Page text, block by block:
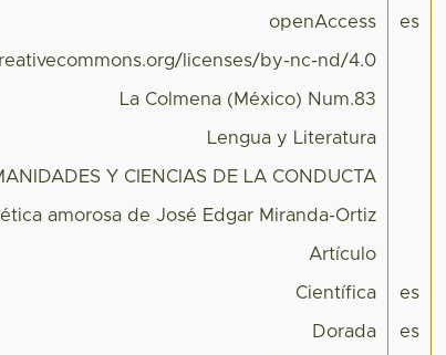
openAccess es
licenses/by-nc-nd/4.0
La Colmena (México) Num.83
Lengua y Literatura
Y CIENCIAS DE LA CONDUCTA
amorosa de José Edgar Miranda-Ortiz
Artículo
Científica es
Dorada es